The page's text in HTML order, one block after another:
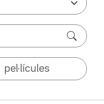
pel·lícules